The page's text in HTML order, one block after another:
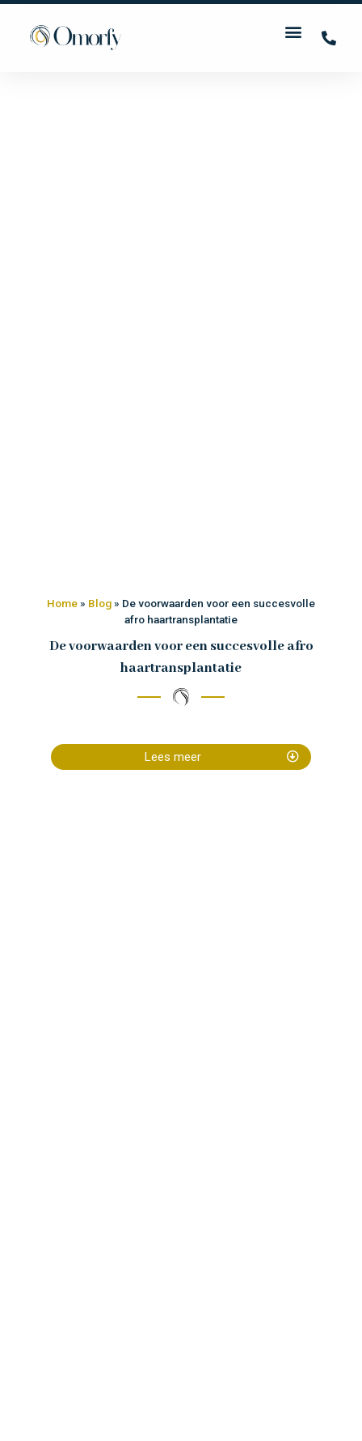
Home» Blog» De voorwaarden voor een succesvolle
afro haartransplantatie
De voorwaarden voor een succesvolle afro
haartransplantatie
Lees meer